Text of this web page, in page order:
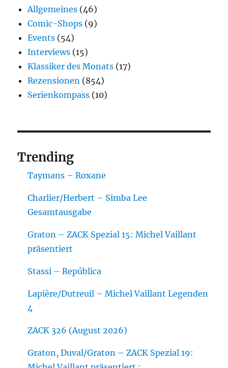
Allgemeines (46)
Comic-Shops (9)
Events (54)
Interviews (15)
Klassiker des Monats (17)
Rezensionen (854)
Serienkompass (10)
Trending
Taymans – Roxane
Charlier/Herbert – Simba Lee
Gesamtausgabe
Graton – ZACK Spezial 15: Michel Vaillant
präsentiert
Stassi – República
Lapière/Dutreuil – Michel Vaillant Legenden
4
ZACK 326 (August 2026)
Graton, Duval/Graton – ZACK Spezial 19: